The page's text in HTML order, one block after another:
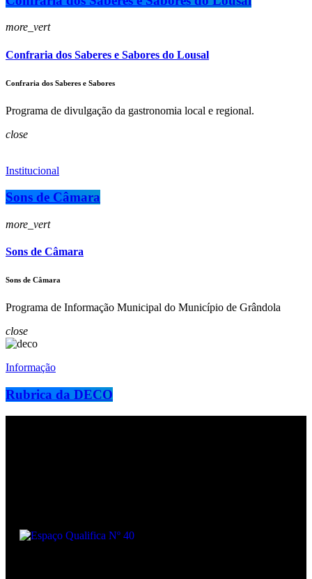
more_vert
Confraria dos Saberes e Sabores do Lousal
Confraria dos Saberes e Sabores
Programa de divulgação da gastronomia local e regional.
close
Institucional
Sons de Câmara
more_vert
Sons de Câmara
Sons de Câmara
Programa de Informação Municipal do Município de Grândola
close
Informação
Rubrica da DECO